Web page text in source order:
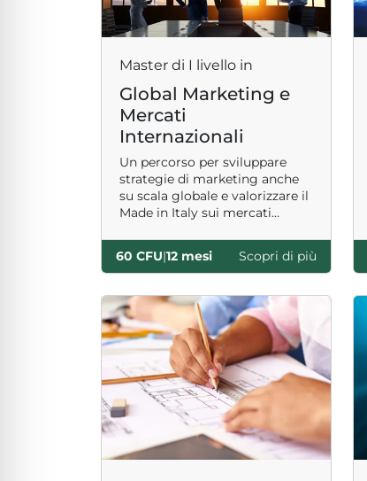
Master di I livello in
Global Marketing e
Mercati
Internazionali
Un percorso per sviluppare
strategie di marketing anche
su scala globale e valorizzare il
Made in Italy sui mercati
60 CFU|12 mesi Scopri di più